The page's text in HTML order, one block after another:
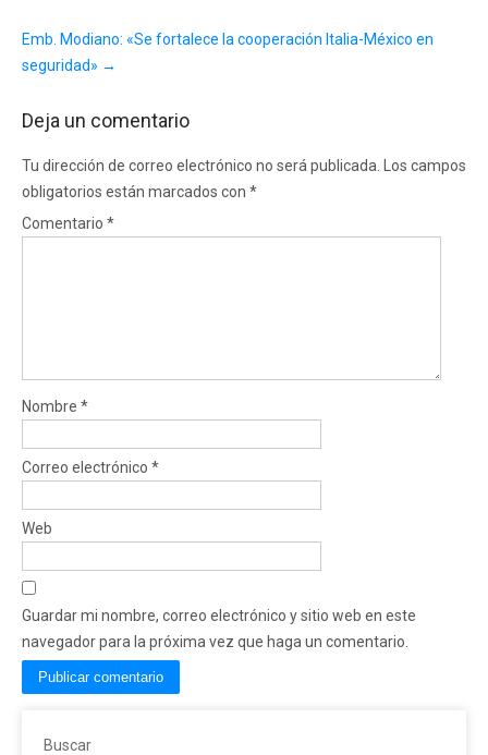
Emb. Modiano: «Se fortalece la cooperación Italia-México en
seguridad» →
Deja un comentario
Tu dirección de correo electrónico no será publicada.
Los campos
obligatorios están marcados con *
Comentario *
Nombre *
Correo electrónico *
Web
Guardar mi nombre, correo electrónico y sitio web en este
navegador para la próxima vez que haga un comentario.
Buscar